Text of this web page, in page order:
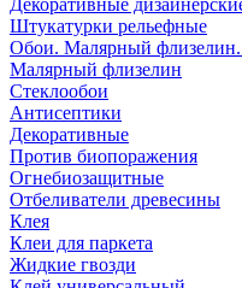
Декоративные
Штукатурки рельефные
Обои. Малярный флизелин.
Малярный флизелин
Стеклообои
Антисептики
Декоративные
Против биопоражения
Огнебиозащитные
Отбеливатели древесины
Клея
Клеи для паркета
Жидкие гвозди